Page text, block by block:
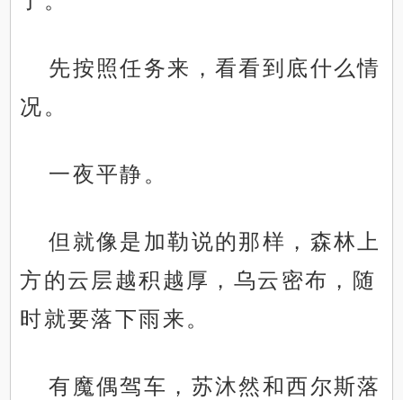
先按照任务来，看看到底什么情
况。
一夜平静。
但就像是加勒说的那样，森林上
方的云层越积越厚，乌云密布，随
时就要落下雨来。
有魔偶驾车，苏沐然和西尔斯落